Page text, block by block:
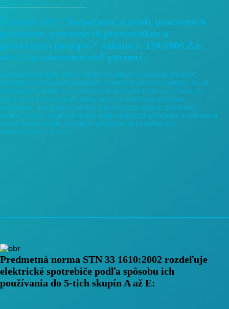
V zmysle §13 "Bezpečnosť stavieb, pracovných
priestorov, pracovných prostriedkov a
pracovných postupov" zákona č. 124/2006 Z.z.
ods.3 , je zamestnávateľ povinný:
Zamestnávateľ môže užívať stavby, ich súčasti a pracovné priestory,
prevádzkovať pracovné prostriedky a používať pracovné postupy, len ak
zodpovedajú predpisom na zaistenie bezpečnosti a ochrany zdravia pri
práci, ak sú dodržané podmienky, ktoré vymedzil ich projektant,
konštruktér, tvorca alebo výrobca a po vykonaní údržby, prehliadok,
kontrol, skúšok, úradných skúšok alebo odborných prehliadok a odborných
skúšok ustanovených osobitnými predpismi alebo technickou
dokumentáciou výrobcu.
Predmetná norma STN 33 1610:2002 rozdeľuje
elektrické spotrebiče podľa spôsobu ich
používania do 5-tich skupín A až E: